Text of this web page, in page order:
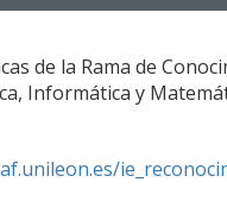
de la Rama de
Informática y